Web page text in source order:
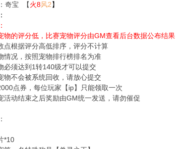
奇宝 【火8风2】
物的评分低，比赛宠物评分由GM查看后台数据公布结果
点根据评分高低排序，评分不计算
情况，按照宠物排行榜排名为准
必须达到1转140级才可以提交
物不会被系统回收，请放心提交
点券，每位玩家【ip】只能领取一次
活动结束之后奖励由GM统一发送，请勿催促
*10